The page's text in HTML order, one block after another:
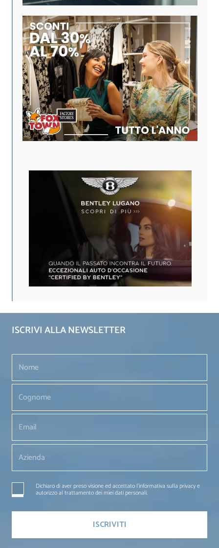
ISCRIVI ALLA NEWSLETTER
Dichiaro di aver preso visione ed accettato l'informativa sulla privacy e
autorizzo al trattamento dei miei dati personali.